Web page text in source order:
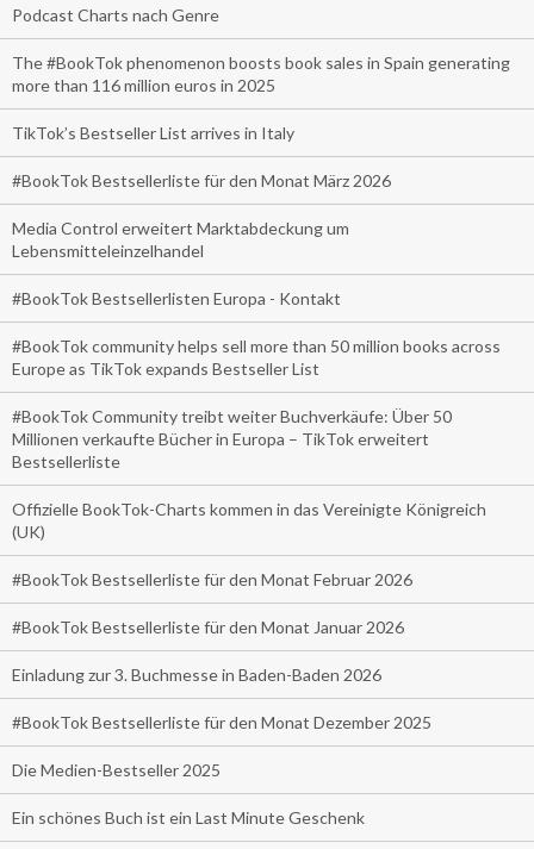
Podcast Charts nach Genre
The #BookTok phenomenon boosts book sales in Spain generating
more than 116 million euros in 2025
TikTok’s Bestseller List arrives in Italy
#BookTok Bestsellerliste für den Monat März 2026
Media Control erweitert Marktabdeckung um
Lebensmitteleinzelhandel
#BookTok Bestsellerlisten Europa - Kontakt
#BookTok community helps sell more than 50 million books across
Europe as TikTok expands Bestseller List
#BookTok Community treibt weiter Buchverkäufe: Über 50
Millionen verkaufte Bücher in Europa – TikTok erweitert
Bestsellerliste
Offizielle BookTok-Charts kommen in das Vereinigte Königreich
(UK)
#BookTok Bestsellerliste für den Monat Februar 2026
#BookTok Bestsellerliste für den Monat Januar 2026
Einladung zur 3. Buchmesse in Baden-Baden 2026
#BookTok Bestsellerliste für den Monat Dezember 2025
Die Medien-Bestseller 2025
Ein schönes Buch ist ein Last Minute Geschenk